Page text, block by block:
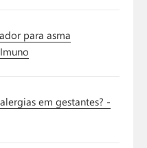
para asma
em gestantes? -